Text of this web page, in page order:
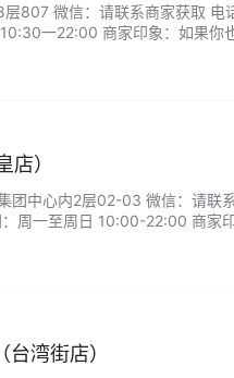
807 微信：请联系商家获取 电
一22:00 商家印象：如果你
店）
团中心内2层02-03 微信：请联
周一至周日 10:00-22:00 商家
湾街店）